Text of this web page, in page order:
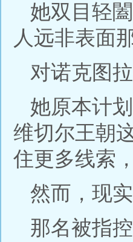
她双目轻
人远非表面
对诺克图
她原本计
维切尔王朝
住更多线索
然而，现
那名被指